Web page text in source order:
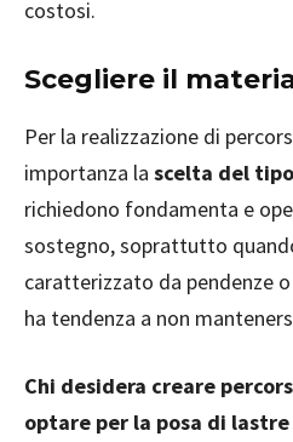
costosi.
Scegliere il
Per la realizzazione di
importanza la scelta del
richiedono fondamenta e
sostegno, soprattutto
caratterizzato da pendenze
ha tendenza a non
Chi desidera creare
optare per la posa di